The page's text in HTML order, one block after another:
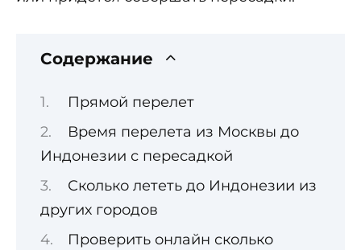
Содержание
Прямой перелет
Время перелета из Москвы до
Индонезии с пересадкой
Сколько лететь до Индонезии из
других городов
Проверить онлайн сколько